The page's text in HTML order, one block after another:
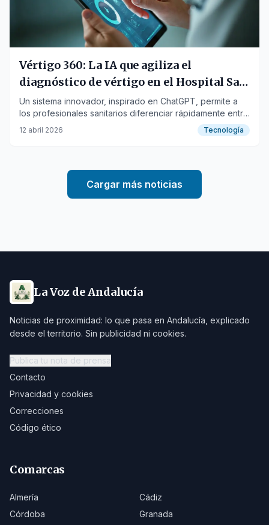
Vértigo 360: La IA que agiliza el
diagnóstico de vértigo en el Hospital San
Juan de Dios del Aljarafe
Un sistema innovador, inspirado en ChatGPT, permite a
los profesionales sanitarios diferenciar rápidamente entre
causas benignas y graves del vértigo, mejorando la
12 abril 2026 Tecnología
Cargar más noticias
La Voz de Andalucía
Noticias de proximidad: lo que pasa en Andalucía, explicado
desde el territorio. Sin publicidad ni cookies.
Publica tu nota de prensa
Contacto
Privacidad y cookies
Correcciones
Código ético
Comarcas
Almería
Cádiz
Córdoba
Granada